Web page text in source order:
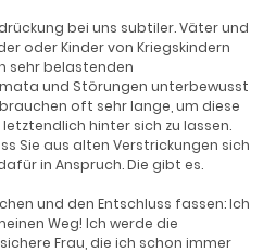
bei uns subtiler. Väter und
oder Kinder von Kriegskindern
sehr belastenden
und Störungen unterbewusst
oft sehr lange, um diese
hinter sich zu lassen.
Sie aus alten Verstrickungen sich
in Anspruch. Die gibt es.
und den Entschluss fassen: Ich
Weg! Ich werde die
Frau, die ich schon immer